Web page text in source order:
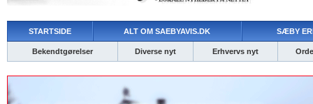
STARTSIDE ALT OM SAEBYAVIS.DK SÆBY
Bekendtgørelser Diverse nyt Erhvervs nyt